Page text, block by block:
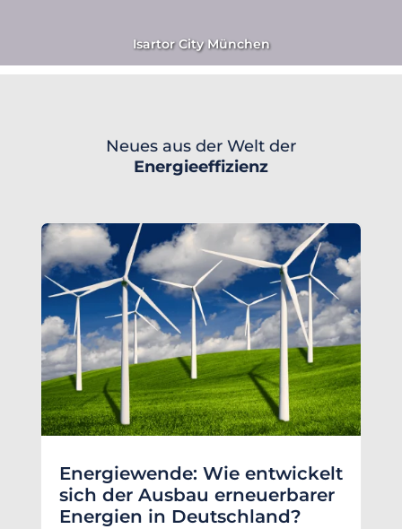
Isartor City München
Neues aus der Welt der
Energieeffizienz
Energiewende: Wie entwickelt
sich der Ausbau erneuerbarer
Energien in Deutschland?